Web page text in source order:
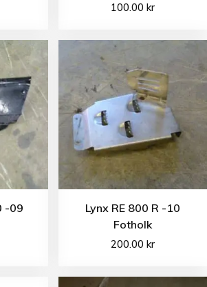
100.00 kr
-09
Lynx RE 800 R -10
Fotholk
200.00 kr